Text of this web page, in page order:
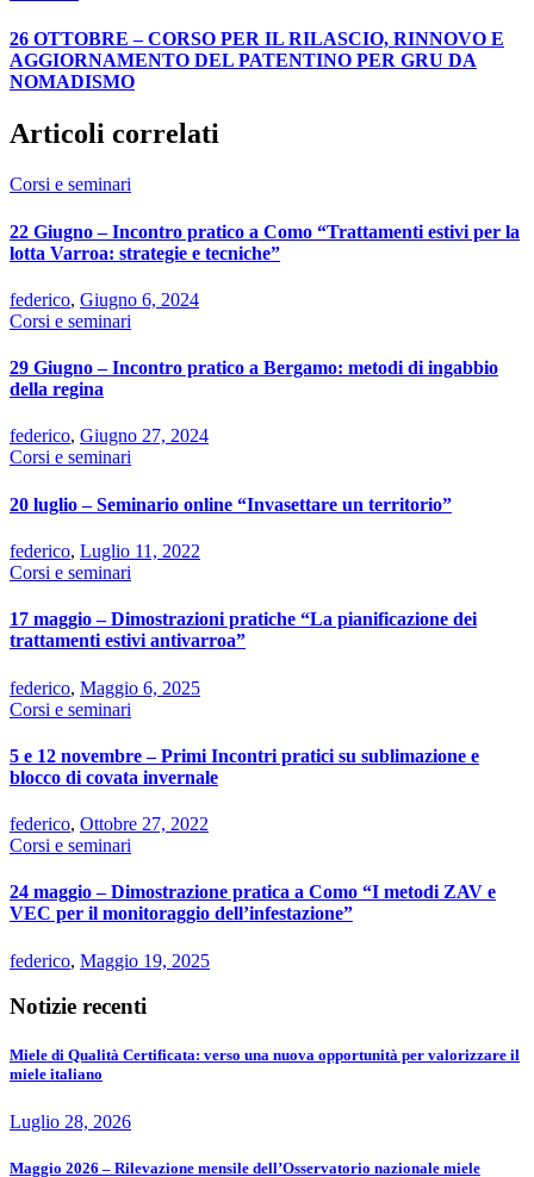
26 OTTOBRE – CORSO PER IL RILASCIO, RINNOVO E
AGGIORNAMENTO DEL PATENTINO PER GRU DA
NOMADISMO
Articoli correlati
Corsi e seminari
22 Giugno – Incontro pratico a Como “Trattamenti estivi per la
lotta Varroa: strategie e tecniche”
federico, Giugno 6, 2024
Corsi e seminari
29 Giugno – Incontro pratico a Bergamo: metodi di ingabbio
della regina
federico, Giugno 27, 2024
Corsi e seminari
20 luglio – Seminario online “Invasettare un territorio”
federico, Luglio 11, 2022
Corsi e seminari
17 maggio – Dimostrazioni pratiche “La pianificazione dei
trattamenti estivi antivarroa”
federico, Maggio 6, 2025
Corsi e seminari
5 e 12 novembre – Primi Incontri pratici su sublimazione e
blocco di covata invernale
federico, Ottobre 27, 2022
Corsi e seminari
24 maggio – Dimostrazione pratica a Como “I metodi ZAV e
VEC per il monitoraggio dell’infestazione”
federico, Maggio 19, 2025
Notizie recenti
Miele di Qualità Certificata: verso una nuova opportunità per valorizzare il
miele italiano
Luglio 28, 2026
Maggio 2026 – Rilevazione mensile dell’Osservatorio nazionale miele